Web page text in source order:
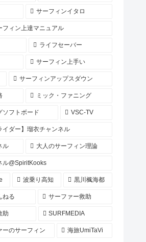
サーフィンイタロ
フィン上達マニュアル
ライフセーバー
サーフィン上手い
サーフィンアップスダウン
ミック・ファニング
ソフトボード VSC-TV
イダー】瑠衣チャンネル
ル 大人のサーフィン理論
ル@SpiritKooks
波乗り高知 黒川楓海都
ねる サーファー救助
助 SURFMEDIA
ーのサーフィン 海旅UmiTaVi